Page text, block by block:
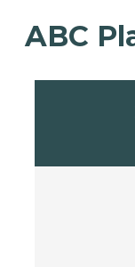
ABC